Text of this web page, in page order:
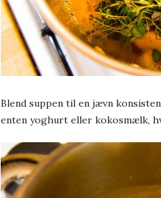
Blend suppen til en jævn
enten yoghurt eller kokosmælk,